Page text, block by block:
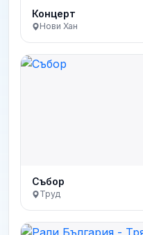
Концерт
Нови Хан
Събор
Труд